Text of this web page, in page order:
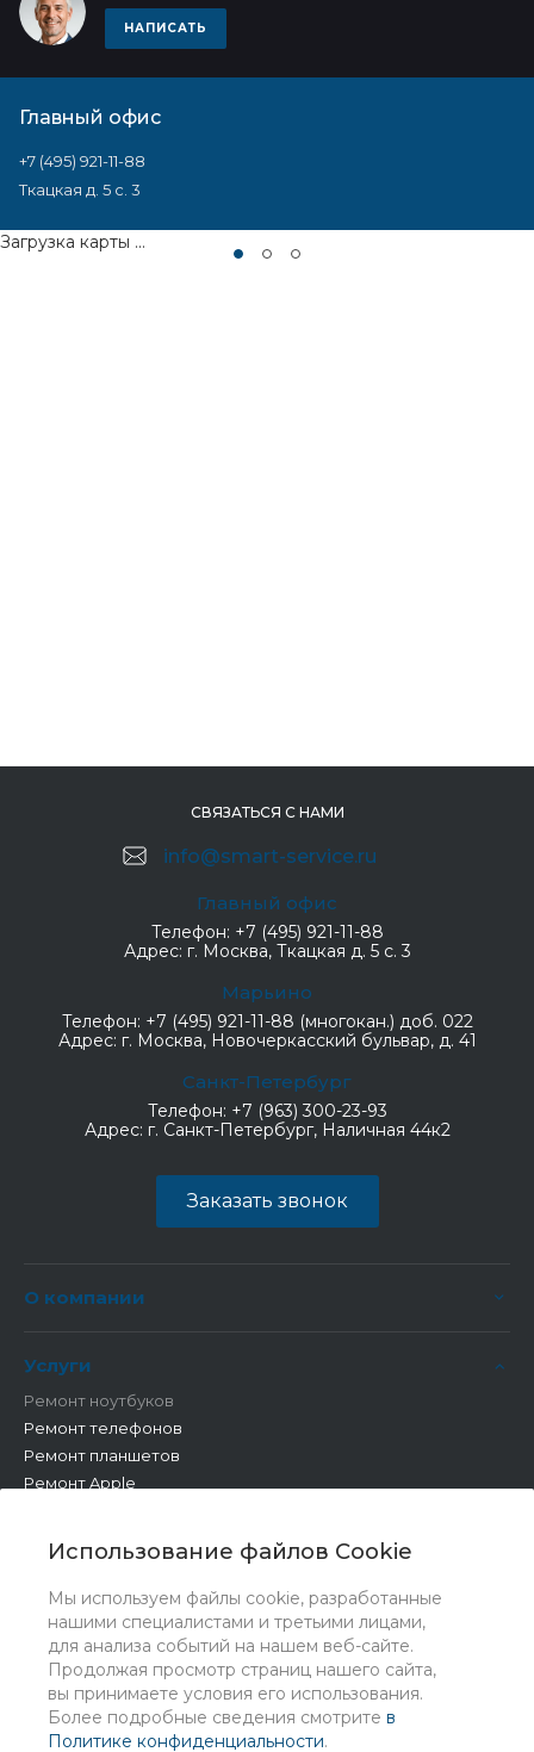
Использование файлов Cookie
Мы используем файлы cookie, разработанные
нашими специалистами и третьими лицами,
для анализа событий на нашем веб-сайте.
Продолжая просмотр страниц нашего сайта,
вы принимаете условия его использования.
Более подробные сведения смотрите в
Политике конфиденциальности.
НАПИСАТЬ
Главный офис
+7 (495) 921-11-88
Ткацкая д. 5 с. 3
Загрузка карты ...
СВЯЗАТЬСЯ С НАМИ
info@smart-service.ru
Главный офис
Телефон: +7 (495) 921-11-88
Адрес: г. Москва, Ткацкая д. 5 с. 3
Марьино
Телефон: +7 (495) 921-11-88 (многокан.) доб. 022
Адрес: г. Москва, Новочеркасский бульвар, д. 41
Санкт-Петербург
Телефон: +7 (963) 300-23-93
Адрес: г. Санкт-Петербург, Наличная 44к2
Заказать звонок
О компании
Услуги
Ремонт ноутбуков
Ремонт телефонов
Ремонт планшетов
Ремонт Apple